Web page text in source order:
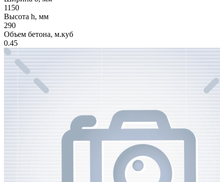
1150
Высота h, мм
290
Объем бетона, м.куб
0.45